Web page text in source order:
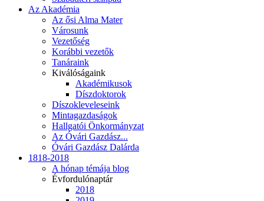
Az Akadémia
Az ősi Alma Mater
Városunk
Vezetőség
Korábbi vezetők
Tanáraink
Kiválóságaink
Akadémikusok
Díszdoktorok
Díszokleveleseink
Mintagazdaságok
Hallgatói Önkormányzat
Az Óvári Gazdász...
Óvári Gazdász Dalárda
1818-2018
A hónap témája blog
Évfordulónaptár
2018